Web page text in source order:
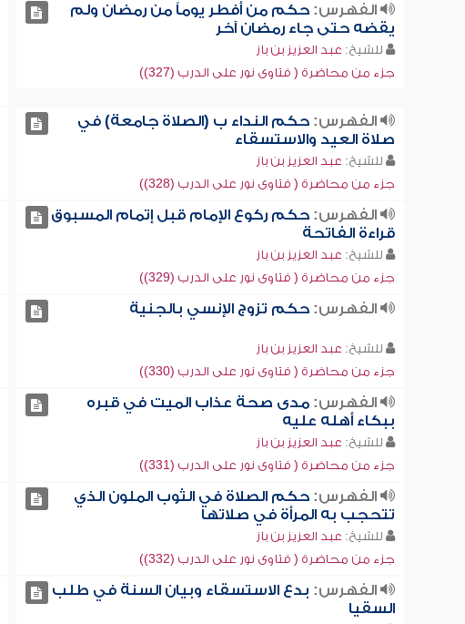
الفهرس:حكم من أفطر يوماً من رمضان ولم
يقضه حتى جاء رمضان آخر
للشيخ: عبد العزيز بن باز
جزء من محاضرة ( فتاوى نور على الدرب (327))
الفهرس:حكم النداء ب (الصلاة جامعة) في
صلاة العيد والاستسقاء
للشيخ: عبد العزيز بن باز
جزء من محاضرة ( فتاوى نور على الدرب (328))
الفهرس:حكم ركوع الإمام قبل إتمام المسبوق
قراءة الفاتحة
للشيخ: عبد العزيز بن باز
جزء من محاضرة ( فتاوى نور على الدرب (329))
الفهرس:حكم تزوج الإنسي بالجنية
للشيخ: عبد العزيز بن باز
جزء من محاضرة ( فتاوى نور على الدرب (330))
الفهرس:مدى صحة عذاب الميت في قبره
ببكاء أهله عليه
للشيخ: عبد العزيز بن باز
جزء من محاضرة ( فتاوى نور على الدرب (331))
الفهرس:حكم الصلاة في الثوب الملون الذي
تتحجب به المرأة في صلاتها
للشيخ: عبد العزيز بن باز
جزء من محاضرة ( فتاوى نور على الدرب (332))
الفهرس: بدع الاستسقاء وبيان السنة في طلب
السقيا